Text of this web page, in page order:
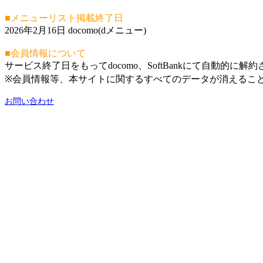
■メニューリスト掲載終了日
2026年2月16日 docomo(dメニュー)
■会員情報について
サービス終了日をもってdocomo、SoftBankにて自動的に解約
※会員情報等、本サイトに関するすべてのデータが消えるこ
お問い合わせ